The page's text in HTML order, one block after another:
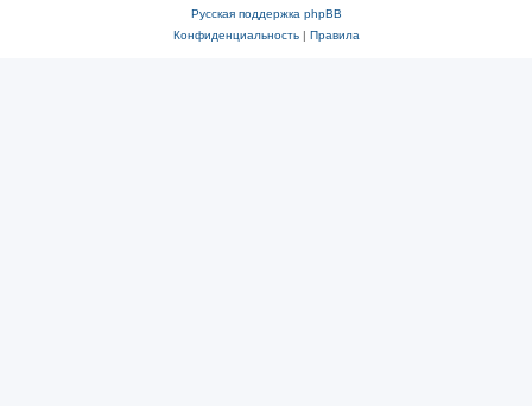
Русская поддержка phpBB
Конфиденциальность| Правила